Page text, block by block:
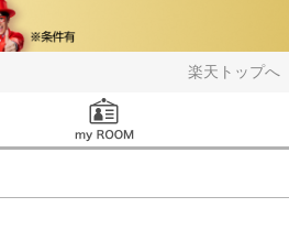
楽天トップへ